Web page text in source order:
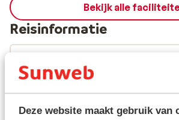
Deze website maakt gebruik van
Bekijk alle
Reisinformatie
Verzorging
Wat gasten vinden
Helaas zijn er momenteel nog